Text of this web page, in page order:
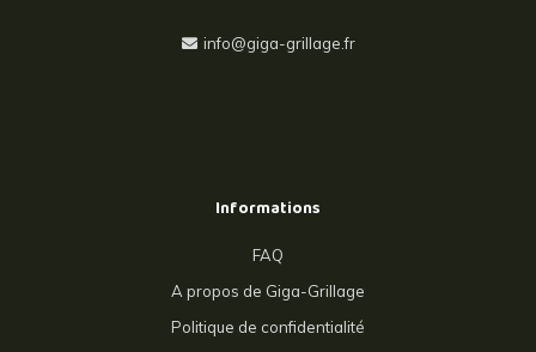
info@giga-grillage.fr
Informations
FAQ
A propos de Giga-Grillage
Politique de confidentialité